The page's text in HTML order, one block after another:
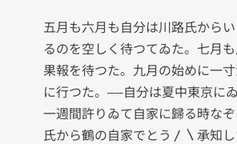
五月も六月も自分は川路氏から
るのを空しく待つてゐた。七月
果報を待つた。九月の始めに一
に行つた。――自分は夏中東京に
一週間許りゐて自家に歸る時な
氏から鶴の自家でとう〳〵承知